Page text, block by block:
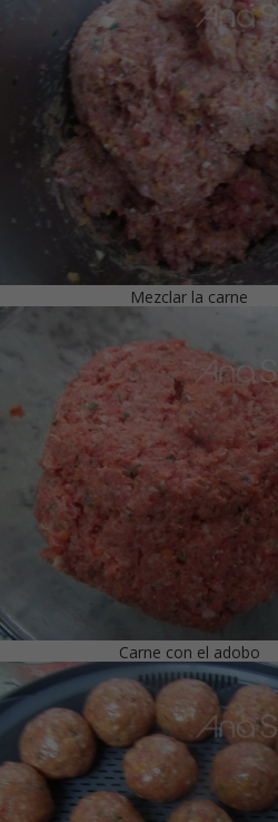
Mezclar la carne
Carne con el adobo